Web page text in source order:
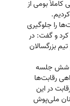
کاملاً بومی از
را جلوگیری
کرد و گفت: در
بزرگسالان
شش جلسه
رقابت‌ها
در این
ملی‌پوش